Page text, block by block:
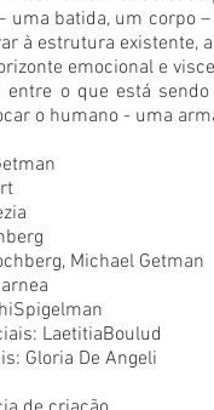
uma batida, um corpo
à estrutura
emocional e
entre o que está
o humano - uma
Michael Getman
LaetitiaBoulud
Gloria De Angeli